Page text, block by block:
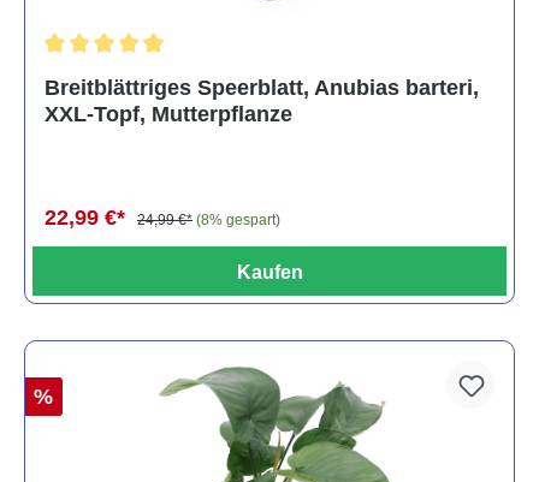
Breitblättriges Speerblatt, Anubias barteri,
XXL-Topf, Mutterpflanze
22,99 €* 24,99 €* (8% gespart)
Kaufen
%